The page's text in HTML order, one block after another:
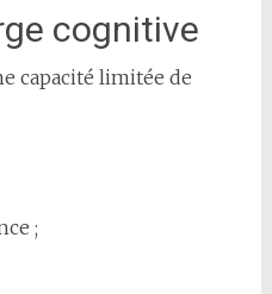
cognitive
capacité limitée de
;